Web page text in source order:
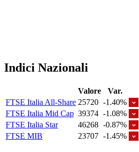
Indici Nazionali
Valore
Var.
FTSE Italia All-Share 25720 -1.40%
FTSE Italia Mid Cap 39374 -1.08%
FTSE Italia Star
46268 -0.87%
FTSE MIB
23707 -1.45%